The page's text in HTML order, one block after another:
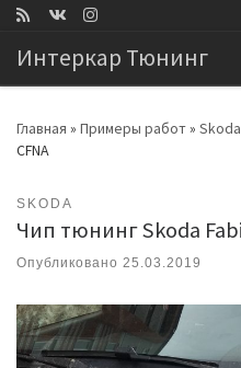
Интеркар Тюнинг
Главная » Примеры работ» Skoda
CFNA
SKODA
Чип тюнинг Skoda
Опубликовано 25.03.2019